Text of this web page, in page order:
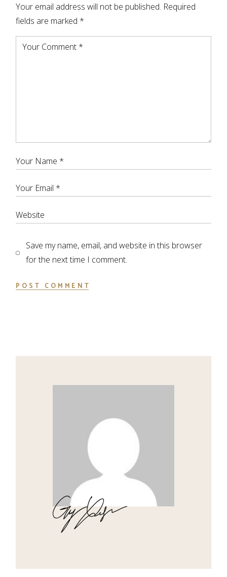
Your email address will not be published. Required
fields are marked *
Save my name, email, and website in this browser
for the next time I comment.
POST COMMENT